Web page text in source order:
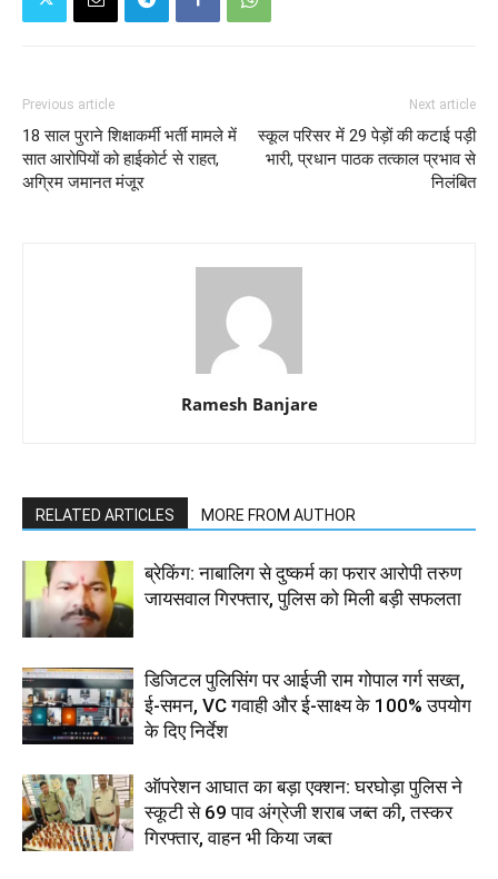
Previous article
18 साल पुराने शिक्षाकर्मी भर्ती मामले में
सात आरोपियों को हाईकोर्ट से राहत,
अग्रिम जमानत मंजूर
Next article
स्कूल परिसर में 29 पेड़ों की कटाई पड़ी
भारी, प्रधान पाठक तत्काल प्रभाव से
निलंबित
Ramesh Banjare
RELATED ARTICLES MORE FROM AUTHOR
ब्रेकिंग: नाबालिग से दुष्कर्म का फरार आरोपी तरुण
जायसवाल गिरफ्तार, पुलिस को मिली बड़ी सफलता
डिजिटल पुलिसिंग पर आईजी राम गोपाल गर्ग सख्त,
ई-समन, VC गवाही और ई-साक्ष्य के 100% उपयोग
के दिए निर्देश
ऑपरेशन आघात का बड़ा एक्शन: घरघोड़ा पुलिस ने
स्कूटी से 69 पाव अंग्रेजी शराब जब्त की, तस्कर
गिरफ्तार, वाहन भी किया जब्त